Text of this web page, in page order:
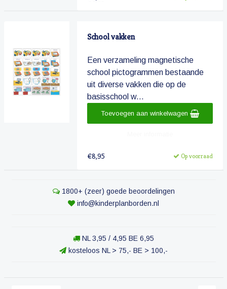
School vakken
Een verzameling magnetische
school pictogrammen bestaande
uit diverse vakken die op de
basisschool w...
€8,95 Op voorraad
Toevoegen aan winkelwagen
1800+ (zeer) goede beoordelingen
info@kinderplanborden.nl
NL 3,95 / 4,95 BE 6,95
kosteloos NL > 75,- BE > 100,-